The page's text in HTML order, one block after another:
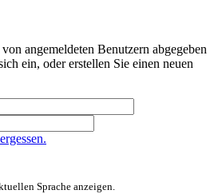
angemeldeten Benutzern abgegeben
ein, oder erstellen Sie einen neuen
Sprache anzeigen.